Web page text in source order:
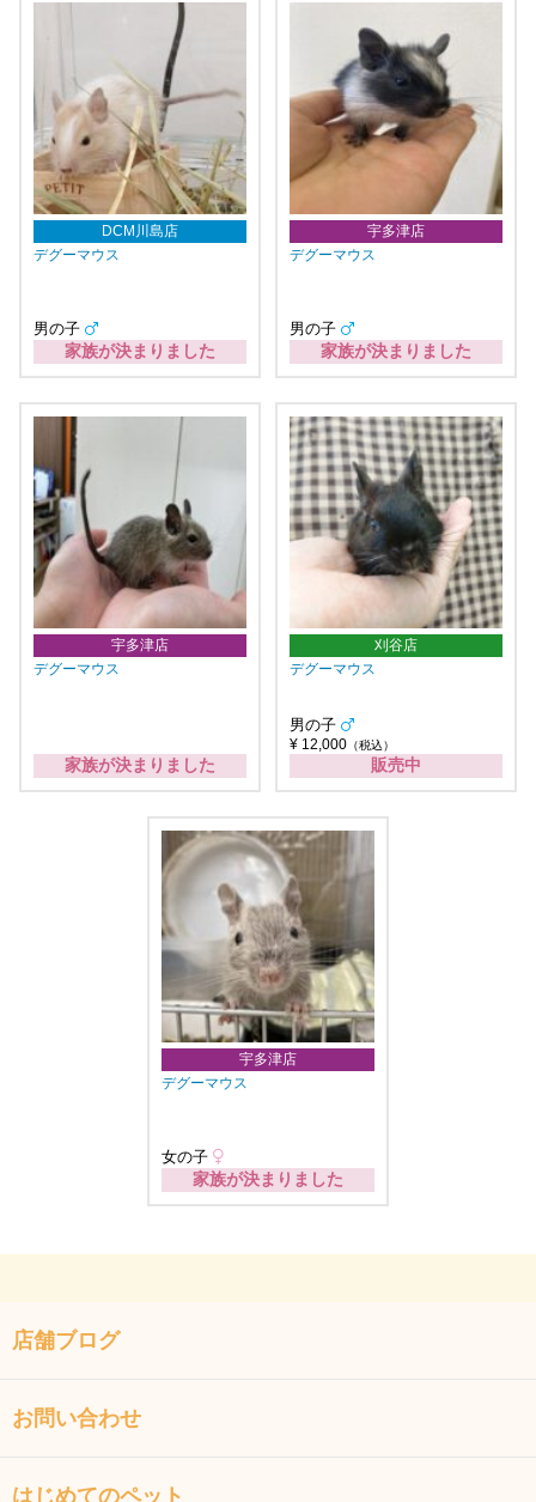
DCM川島店
デグーマウス
男の子
家族が決まりました
宇多津店
デグーマウス
男の子
家族が決まりました
宇多津店
デグーマウス
家族が決まりました
刈谷店
デグーマウス
男の子
¥ 12,000 （税込）
販売中
宇多津店
デグーマウス
女の子
家族が決まりました
店舗ブログ
お問い合わせ
はじめてのペット